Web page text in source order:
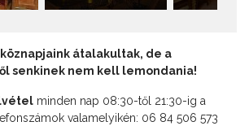
átalakultak, de a
senkinek nem kell lemondania!
minden nap 08:30-től 21:30-ig a
valamelyikén: 06 84 506 573